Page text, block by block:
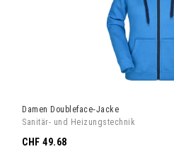
Damen Doubleface‑Jacke
Sanitär- und Heizungstechnik
CHF 49.68